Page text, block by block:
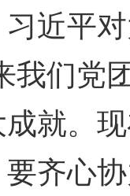
平对
们党
就。
齐心